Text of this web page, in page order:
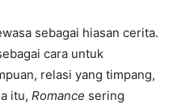
sebagai hiasan cerita.
cara untuk
relasi yang timpang,
itu, Romance sering